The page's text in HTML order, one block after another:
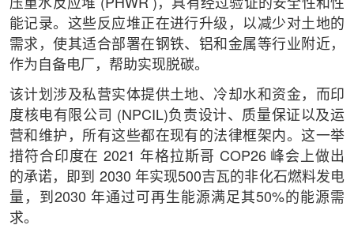
压重水反应堆 (PHWR )，具有经过验证的安全性和性
能记录。这些反应堆正在进行升级，以减少对土地的
需求，使其适合部署在钢铁、铝和金属等行业附近，
作为自备电厂，帮助实现脱碳。
该计划涉及私营实体提供土地、冷却水和资金，而印
度核电有限公司 (NPCIL)负责设计、质量保证以及运
营和维护，所有这些都在现有的法律框架内。这一举
措符合印度在 2021 年格拉斯哥 COP26 峰会上做出
的承诺，即到 2030 年实现500吉瓦的非化石燃料发电
量，到2030 年通过可再生能源满足其50%的能源需
求。